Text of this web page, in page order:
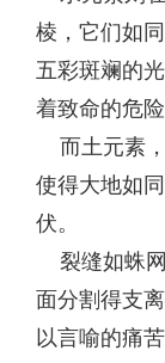
棱，它们如
五彩斑斓的
着致命的危险
而土元素，
使得大地如
伏。
裂缝如蛛网
面分割得支
以言喻的痛苦